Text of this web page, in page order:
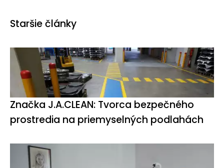
Staršie články
Značka J.A.CLEAN: Tvorca bezpečného
prostredia na priemyselných podlahách